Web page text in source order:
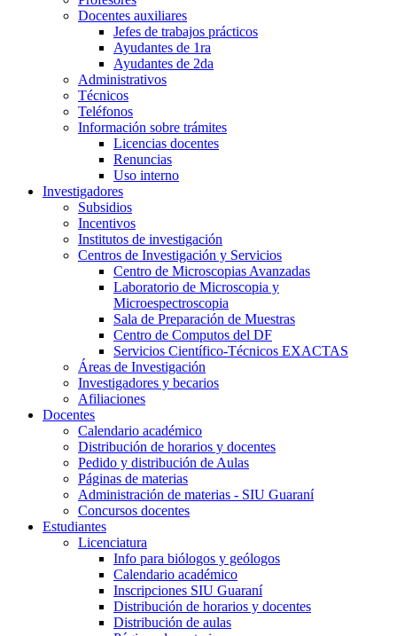
Docentes auxiliares
Jefes de trabajos prácticos
Ayudantes de 1ra
Ayudantes de 2da
Administrativos
Técnicos
Teléfonos
Información sobre trámites
Licencias docentes
Renuncias
Uso interno
Investigadores
Subsidios
Incentivos
Institutos de investigación
Centros de Investigación y Servicios
Centro de Microscopias Avanzadas
Laboratorio de Microscopia y
Microespectroscopia
Sala de Preparación de Muestras
Centro de Computos del DF
Servicios Científico-Técnicos EXACTAS
Áreas de Investigación
Investigadores y becarios
Afiliaciones
Docentes
Calendario académico
Distribución de horarios y docentes
Pedido y distribución de Aulas
Páginas de materias
Administración de materias - SIU Guaraní
Concursos docentes
Estudiantes
Licenciatura
Info para biólogos y geólogos
Calendario académico
Inscripciones SIU Guaraní
Distribución de horarios y docentes
Distribución de aulas